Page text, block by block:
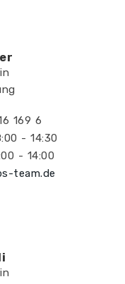
169 6
- 14:30
- 14:00
team.de